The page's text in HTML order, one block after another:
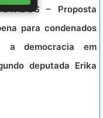
– Proposta
para condenados
a democracia em
deputada Erika